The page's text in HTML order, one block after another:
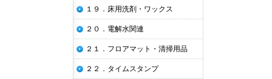
１９．床用洗剤・ワックス
２０．電解水関連
２１．フロアマット・清掃用品
２２．タイムスタンプ